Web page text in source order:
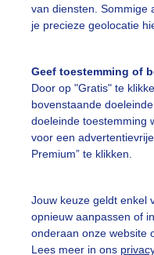
van diensten. Sommige
je precieze geolocatie
Geef toestemming of
Door op "Gratis" te
bovenstaande
doeleinde toestemming
voor een
Premium” te klikken.
Jouw keuze geldt enkel
opnieuw aanpassen of
onderaan onze website
Lees meer in ons
vragen